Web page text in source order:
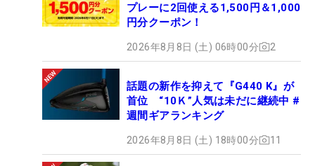
プレーに2回使える1,500円＆1,000
円分クーポン！
2026年8月8日 (土) 06時00分 2
話題の新作を抑えて『G440 K』が
首位 “10Ｋ”人気は未だに継続中 #
週間ギアランキング
2026年8月8日 (土) 18時00分 11